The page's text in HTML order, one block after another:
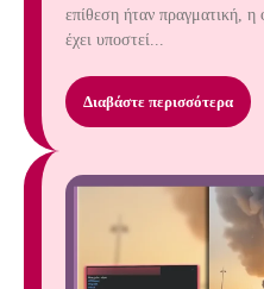
επίθεση ήταν πραγματική,
έχει υποστεί...
Διαβάστε περισσότερα